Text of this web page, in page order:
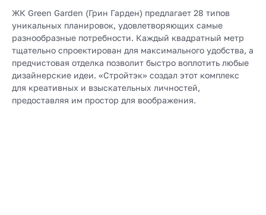
ЖК Green Garden (Грин Гарден) предлагает 28 типов
уникальных планировок, удовлетворяющих самые
разнообразные потребности. Каждый квадратный метр
тщательно спроектирован для максимального удобства, а
предчистовая отделка позволит быстро воплотить любые
дизайнерские идеи. «Стройтэк» создал этот комплекс
для креативных и взыскательных личностей,
предоставляя им простор для воображения.